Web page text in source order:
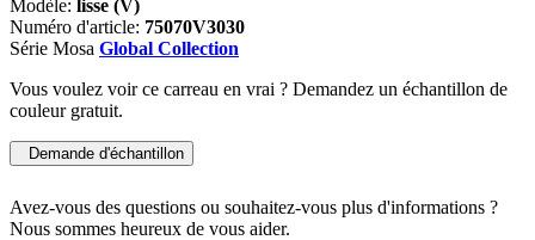
Modèle: lisse (V)
Numéro d'article: 75070V3030
Série Mosa Global Collection
Vous voulez voir ce carreau en vrai ? Demandez un échantillon de
couleur gratuit.
Demande d'échantillon
Avez-vous des questions ou souhaitez-vous plus d'informations ?
Nous sommes heureux de vous aider.